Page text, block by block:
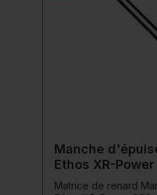
Manche
Ethos XR-
Matrice de renard